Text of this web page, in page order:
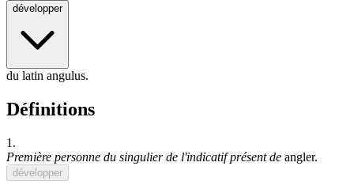
développer
du latin angulus.
Définitions
1.
Première personne du singulier de l'indicatif présent de angler.
développer